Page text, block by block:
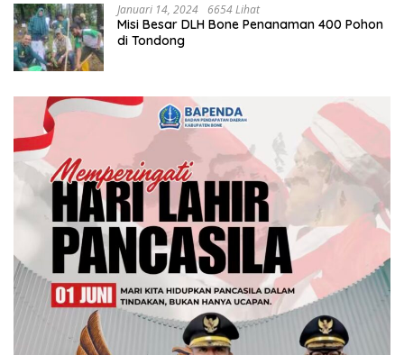
Januari 14, 2024 6654 Lihat
Misi Besar DLH Bone Penanaman 400 Pohon
di Tondong